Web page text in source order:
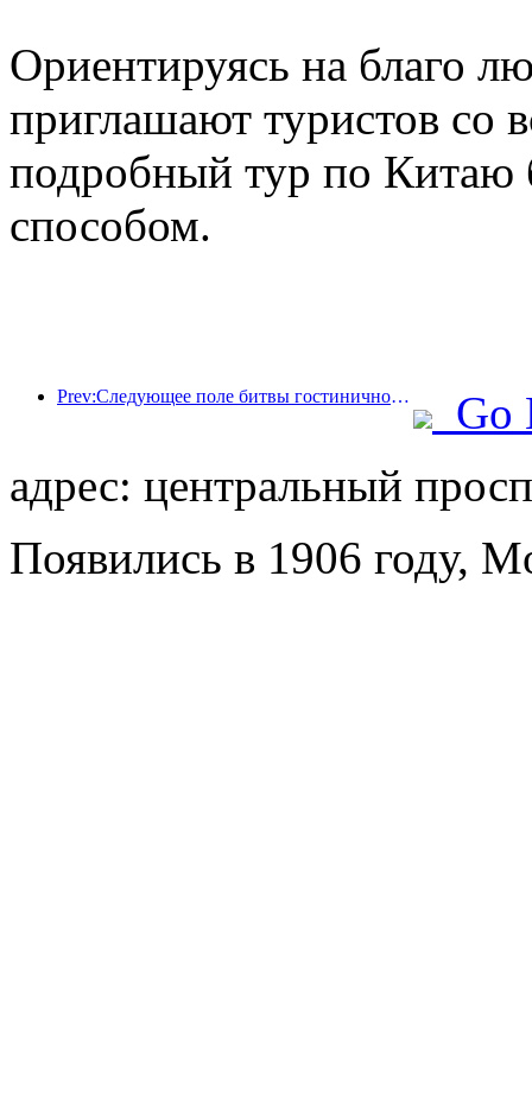
Ориентируясь на благо
приглашают туристов со
подробный тур по Китаю
способом.
Prev:Следующее поле битвы гостиничной индустрии — это гены экологичной мебели.
Go
адрес: центральный
Появились в 1906 году,